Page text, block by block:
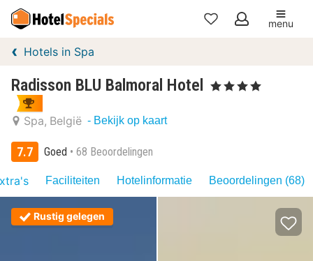
Mijn
menu
Hotels in Spa
Radisson BLU Balmoral Hotel , 4 Sterren
Spa België - Bekijk op kaart
7.7 Goed 68 Beoordelingen
Faciliteiten Hotelinformatie Beoordelingen (68)
Rustig gelegen